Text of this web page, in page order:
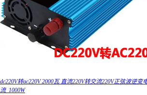
dc220V转ac220V 2000瓦 直流220V转交流220V正弦波逆变
流_1000W